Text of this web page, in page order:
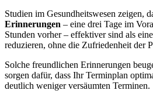
Studien im Gesundheitswesen zeigen,
Erinnerungen – eine drei Tage im
Stunden vorher – effektiver sind als
reduzieren, ohne die Zufriedenheit der
Solche freundlichen Erinnerungen
sorgen dafür, dass Ihr Terminplan
deutlich weniger versäumten Terminen.